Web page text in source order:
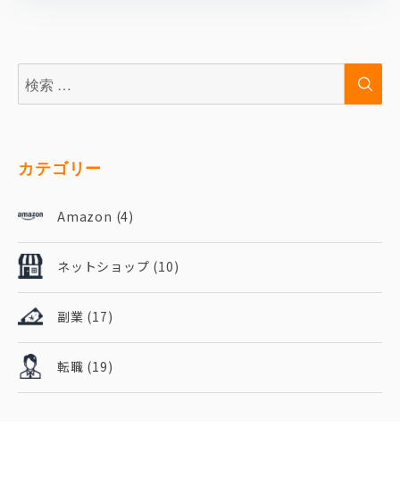
検
索:
検
カテゴリー
Amazon (4)
ネットショップ (10)
副業 (17)
転職 (19)